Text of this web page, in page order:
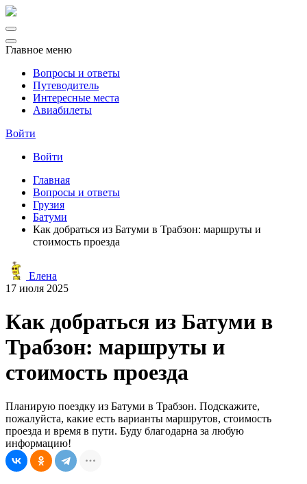
Главное меню
Вопросы и ответы
Путеводитель
Интересные места
Авиабилеты
Войти
Войти
Главная
Вопросы и ответы
Грузия
Батуми
Как добраться из Батуми в Трабзон: маршруты и
стоимость проезда
Елена
17 июля 2025
Как добраться из Батуми в
Трабзон: маршруты и
стоимость проезда
Планирую поездку из Батуми в Трабзон. Подскажите,
пожалуйста, какие есть варианты маршрутов, стоимость
проезда и время в пути. Буду благодарна за любую
информацию!